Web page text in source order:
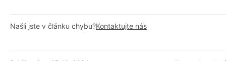
Našli jste v článku chybu?Kontaktujte nás